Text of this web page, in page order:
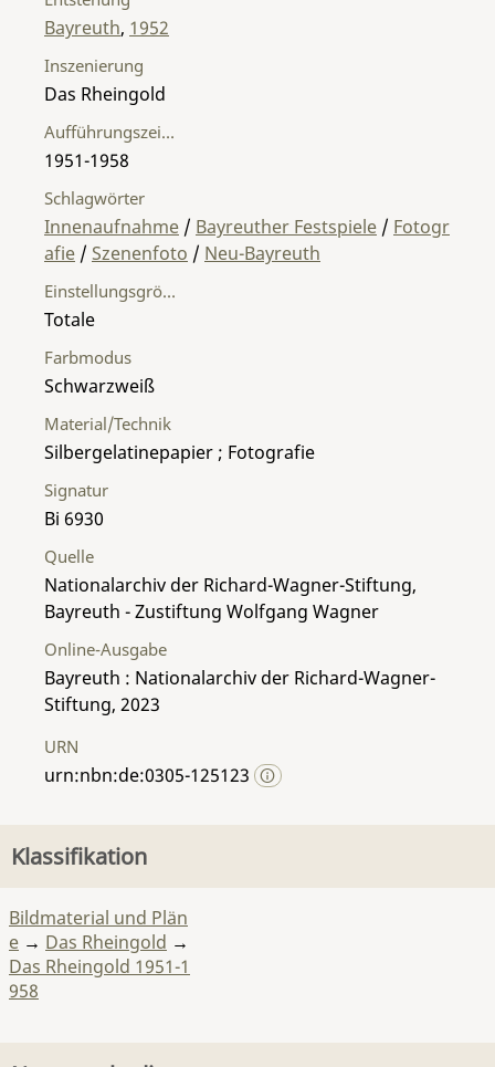
Bayreuth, 1952
Material/Technik
Silbergelatinepapier ; Fotografie
Einstellungsgröße
Totale
Farbmodus
Schwarzweiß
Inszenierung
Das Rheingold
Aufführungszeitraum
1951-1958
Signatur
Bi 6930
Quelle
Nationalarchiv der Richard-Wagner-Stiftung,
Bayreuth - Zustiftung Wolfgang Wagner
Schlagwörter
Innenaufnahme / Bayreuther Festspiele / Fotogr
afie / Szenenfoto / Neu-Bayreuth
Online-Ausgabe
Bayreuth : Nationalarchiv der Richard-Wagner-
Stiftung, 2023
URN
urn:nbn:de:0305-125123
Klassifikation
Bildmaterial und Plän
e → Das Rheingold →
Das Rheingold 1951-1
958